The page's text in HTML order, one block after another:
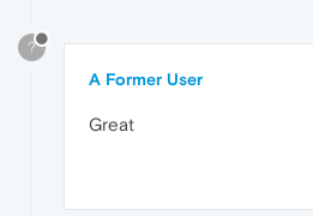
?
A Former User
Great